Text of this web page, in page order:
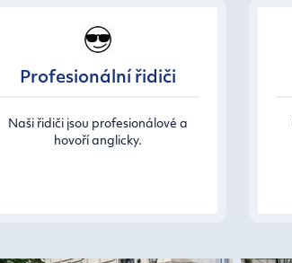
Profesionální řidiči
Naši řidiči jsou profesionálové a
hovoří anglicky.